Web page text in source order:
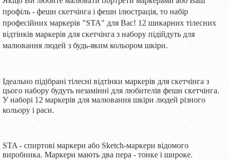
профіль - фешн скетчінга і фешн ілюстрація, то набір
професійних маркерів "STA" для Вас! 12 шикарних тілесних
відтінків маркерів для скетчінга з набору підійдуть для
малювання людей з будь-яким кольором шкіри.
Ідеально підібрані тілесні відтінки маркерів для скетчінга з
цього набору будуть незамінні для любителів фешн скетчінга.
У наборі 12 маркерів для малювання шкіри людей різного
кольору і раси.
STA - спиртові маркери або Sketch-маркери відомого
виробника. Маркери мають два пера - тонке і широке.